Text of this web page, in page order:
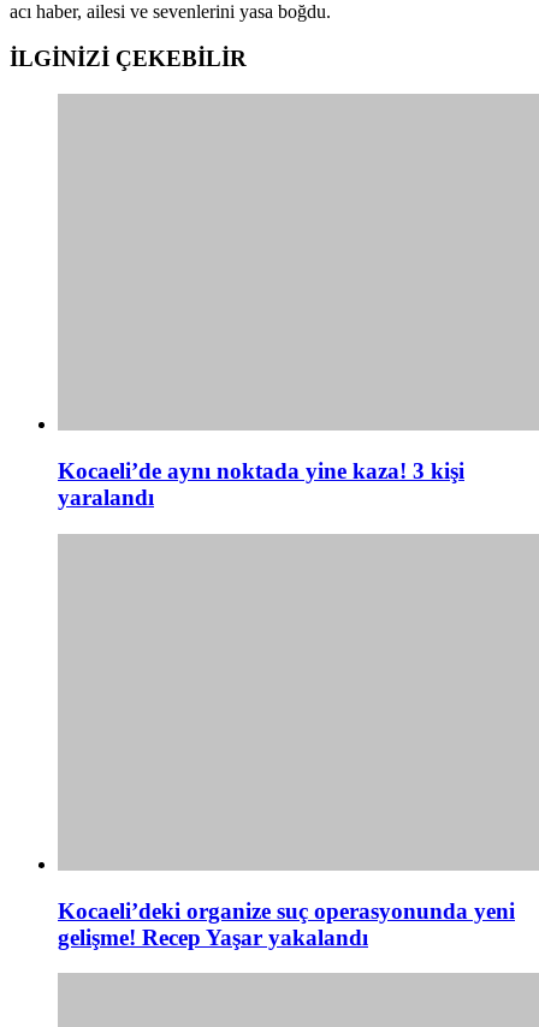
acı haber, ailesi ve sevenlerini yasa boğdu.
İLGİNİZİ ÇEKEBİLİR
Kocaeli’de aynı noktada yine kaza! 3 kişi
yaralandı
Kocaeli’deki organize suç operasyonunda yeni
gelişme! Recep Yaşar yakalandı